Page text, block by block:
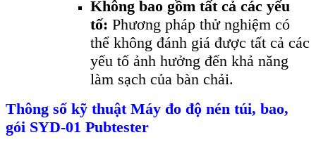
Không bao gồm tất cả các yếu
tố: Phương pháp thử nghiệm có
thể không đánh giá được tất cả các
yếu tố ảnh hưởng đến khả năng
làm sạch của bàn chải.
Thông số kỹ thuậtMáy đo độ nén túi, bao,
gói SYD-01 Pubtester